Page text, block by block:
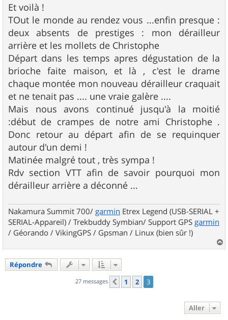
s
s
a
g
e
Et voilà !
TOut le monde au rendez vous ...enfin presque :
deux absents de prestiges : mon dérailleur
arrière et les mollets de Christophe
Départ dans les temps apres dégustation de la
brioche faite maison, et là , c'est le drame
chaque montée mon nouveau dérailleur craquait
et ne tenait pas .... une vraie galère ....
Mais nous avons continué jusqu'à la moitié
:début de crampes de notre ami Christophe .
Donc retour au départ afin de se requinquer
autour d'un demi !
Matinée malgré tout , très sympa !
Rdv section VTT afin de savoir pourquoi mon
dérailleur arrière a déconné ...
Nakamura Summit 700/ garmin Etrex Legend (USB-SERIAL +
SERIAL-Appareil) / Trekbuddy Symbian/ Support GPS garmin
/ Géorando / VikingGPS / Gpsman / Linux (bien sûr !)
a
Répondre
27 messages Précédent
1 2 3
Aller